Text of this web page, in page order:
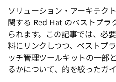
ソリューション・アーキテク
関する Red Hat のベストプラ
られます。この記事では、必
料にリンクしつつ、ベストプ
ッチ管理ツールキットの一部
るかについて、的を絞ったガ